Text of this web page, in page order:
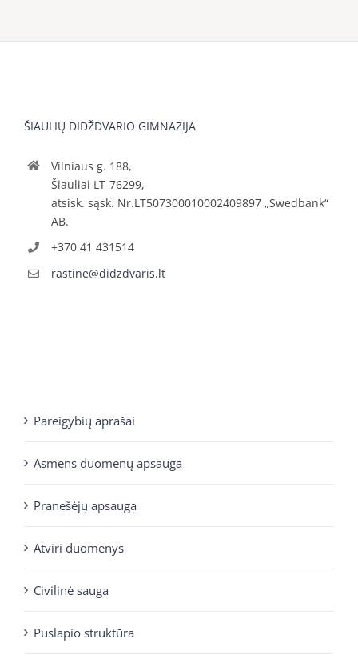
ŠIAULIŲ DIDŽDVARIO GIMNAZIJA
Vilniaus g. 188,
Šiauliai LT-76299,
atsisk. sąsk. Nr.LT507300010002409897 „Swedbank“
AB.
+370 41 431514
rastine@didzdvaris.lt
Pareigybių aprašai
Asmens duomenų apsauga
Pranešėjų apsauga
Atviri duomenys
Civilinė sauga
Puslapio struktūra